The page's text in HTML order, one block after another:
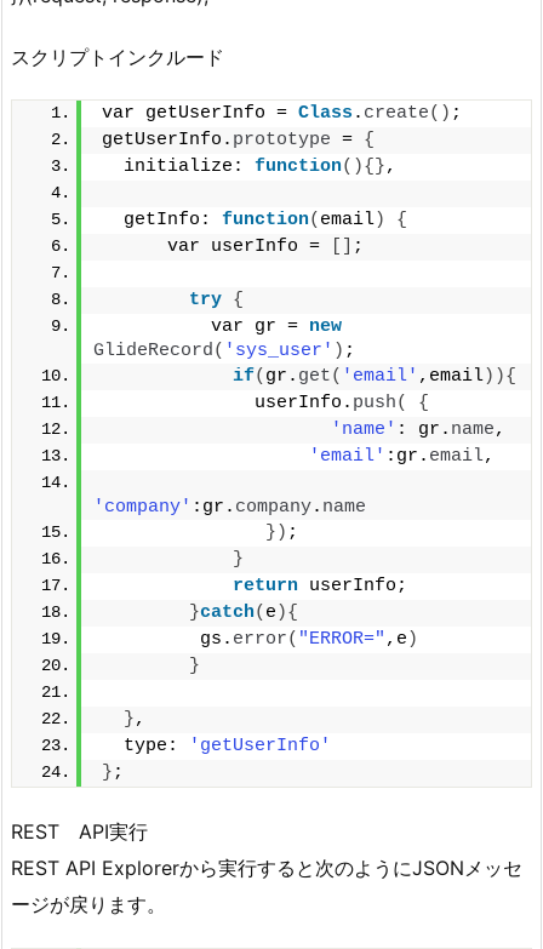
スクリプトインクルード
var getUserInfo = Class . create() ;
getUserInfo. prototype = {
  initialize:
function(){},
  getInfo:
function( email)
{
      var userInfo =
;
try {
          var gr =
new
GlideRecord( 'sys_user' ) ;
if( gr. get( 'email' ,email)){
              userInfo.
push(
{
'name' : gr. name,
'email' :gr. email,
'company' :gr. company. name
}) ;
}
return userInfo;
}catch( e ){
         gs.
error( "ERROR=" ,e )
}
},
  type:
'getUserInfo'
} ;
REST API実行
REST API Explorerから実行すると次のようにJSONメッセ
ージが戻ります。